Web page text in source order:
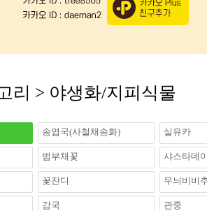
리 > 야생화/지피식물
송엽국(사철채송화) 실유카
범부채꽃 샤스타데
꽃잔디 무늬비비
감국 관중